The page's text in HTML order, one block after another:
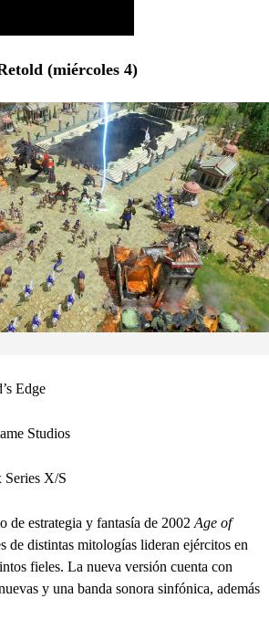
(miércoles 4)
Edge
Studios
X/S
de estrategia y fantasía de 2002 Age of
de distintas mitologías lideran ejércitos en
fieles. La nueva versión cuenta con
y una banda sonora sinfónica, además